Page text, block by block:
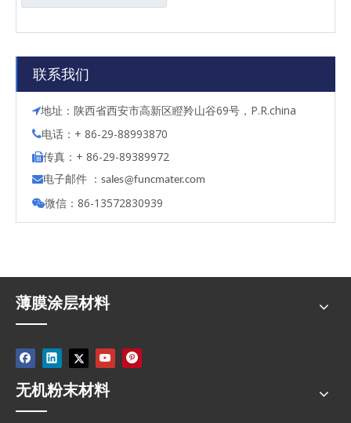
联系我们
地址：陕西省西安市高新区瞪羚山谷69号，P.R.china
电话：+ 86-29-88993870
传真：+ 86-29-89389972
电子邮件 ： sales@funcmater.com
微信：86-13572830939
薄膜涂层材料
无机粉末材料